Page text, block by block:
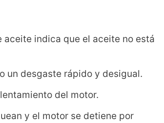
indica que el aceite no está
un desgaste rápido y desigual.
del motor.
y el motor se detiene por